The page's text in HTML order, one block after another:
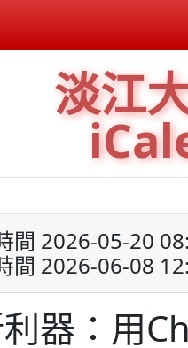
淡江
間 2026-05-20
間 2026-06-08
器：用